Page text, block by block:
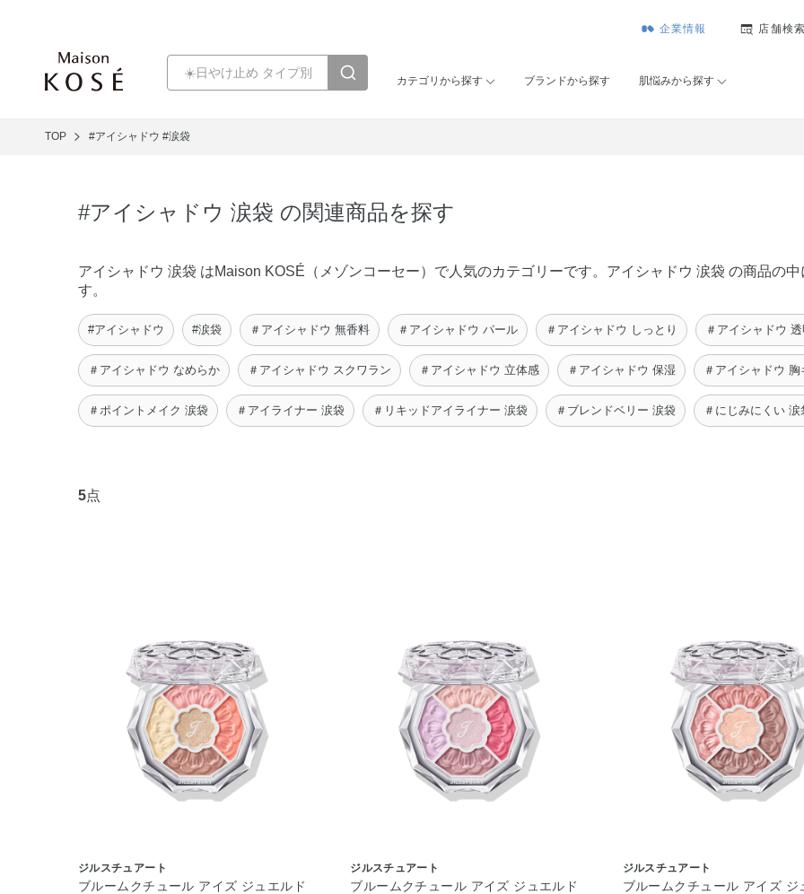
企業情報 店舗検索
カテゴリから探す ブランドから探す 肌悩みから探す
TOP #アイシャドウ #涙袋
#アイシャドウ 涙袋 の関連商品を探す
アイシャドウ 涙袋 はMaison KOSÉ（メゾンコーセー）で人気のカテゴリーです。アイシャドウ 涙袋 の商品の
す。
#アイシャドウ #涙袋 ＃アイシャドウ 無香料 ＃アイシャドウ パール ＃アイシャドウ しっとり ＃アイシャドウ
＃アイシャドウ なめらか ＃アイシャドウ スクワラン ＃アイシャドウ 立体感 ＃アイシャドウ 保湿 ＃アイシャドウ
＃ポイントメイク 涙袋 ＃アイライナー 涙袋 ＃リキッドアイライナー 涙袋 ＃ブレンドベリー 涙袋 ＃にじみにくい 涙
5点
ジルスチュアート
ブルームクチュール アイズ ジュエルド
ジルスチュアート
ブルームクチュール アイズ ジュエルド
ジルスチュアート
ブルームクチュール アイズ ジ